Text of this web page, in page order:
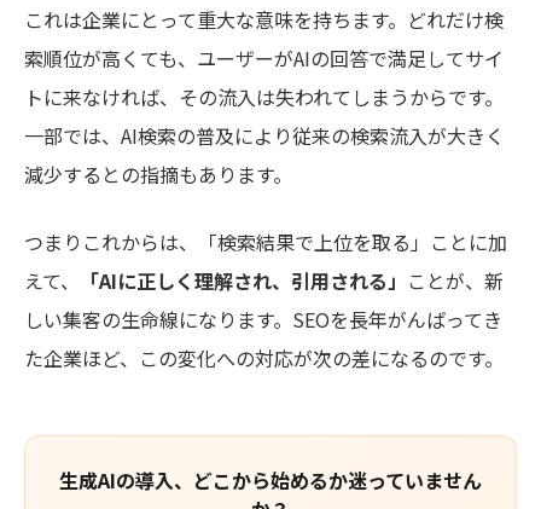
これは企業にとって重大な意味を持ちます。どれだけ検
索順位が高くても、ユーザーがAIの回答で満足してサイ
トに来なければ、その流入は失われてしまうからです。
一部では、AI検索の普及により従来の検索流入が大きく
減少するとの指摘もあります。
つまりこれからは、「検索結果で上位を取る」ことに加
えて、
「AIに正しく理解され、引用される」 ことが、新
しい集客の生命線になります。SEOを長年がんばってき
た企業ほど、この変化への対応が次の差になるのです。
生成AIの導入、どこから始めるか迷っていません